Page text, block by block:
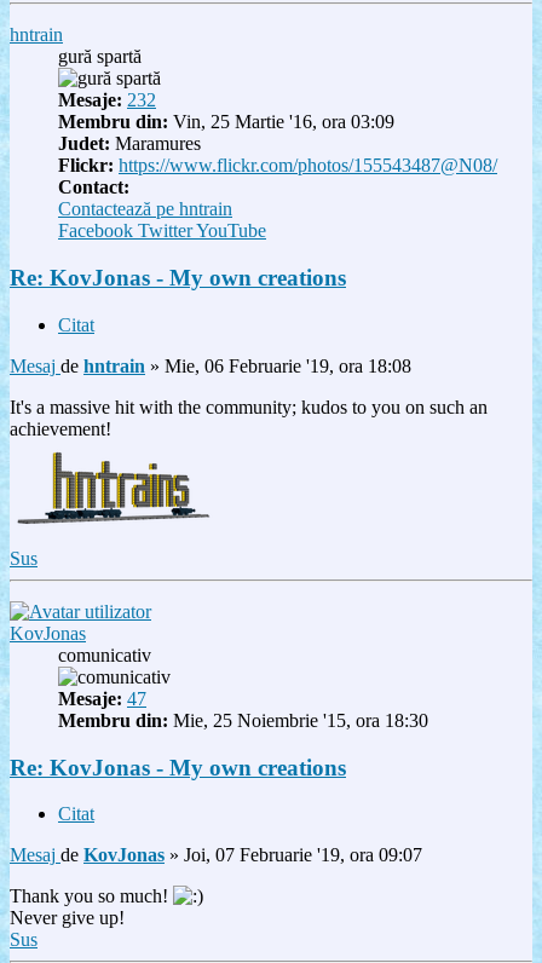
hntrain
gură spartă
Mesaje: 232
Membru din: Vin, 25 Martie '16, ora 03:09
Judet: Maramures
Flickr: https://www.flickr.com/photos/155543487@N08/
Contact:
Contactează pe hntrain
Facebook TwitterYouTube
Re: KovJonas - My own creations
Citat
Mesaj de hntrain » Mie, 06 Februarie '19, ora 18:08
It's a massive hit with the community; kudos to you on such an
achievement!
Sus
KovJonas
comunicativ
Mesaje: 47
Membru din: Mie, 25 Noiembrie '15, ora 18:30
Re: KovJonas - My own creations
Citat
Mesaj de KovJonas » Joi, 07 Februarie '19, ora 09:07
Thank you so much!
Never give up!
Sus